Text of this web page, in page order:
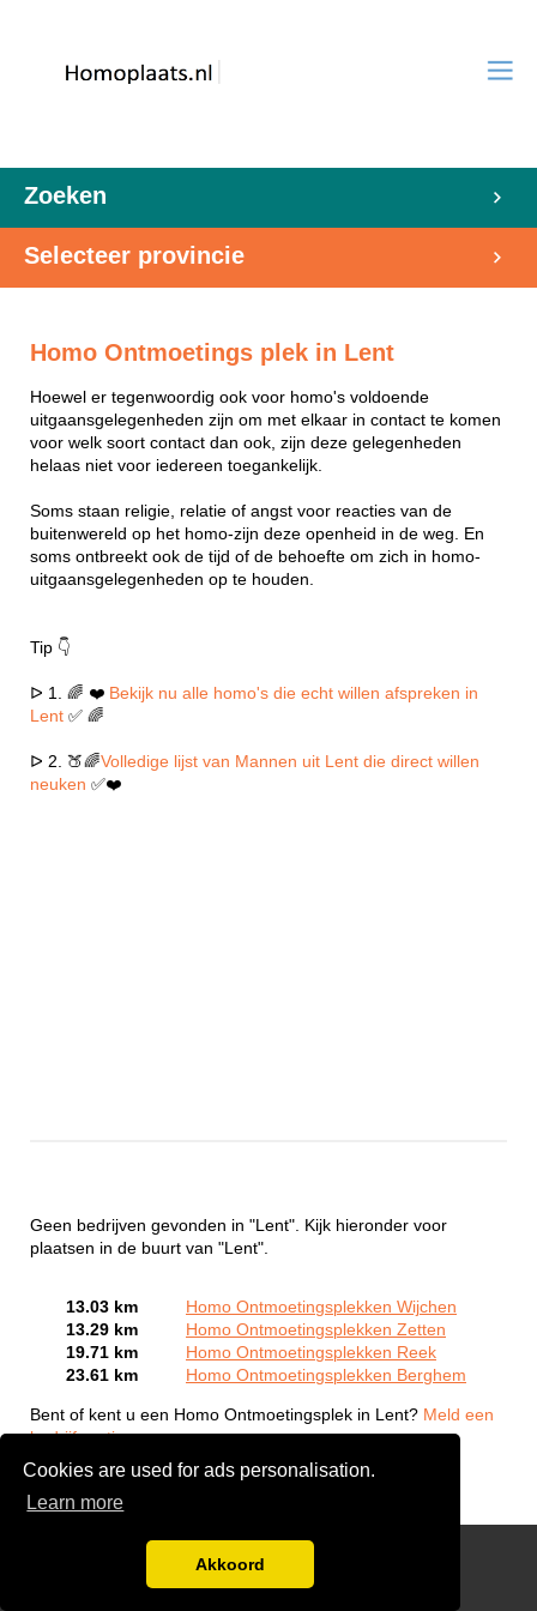
Cookies are used for ads personalisation.
Learn more
Akkoord
Zoeken
Selecteer provincie
Homo Ontmoetings plek in Lent
Hoewel er tegenwoordig ook voor homo's voldoende
uitgaansgelegenheden zijn om met elkaar in contact te komen
voor welk soort contact dan ook, zijn deze gelegenheden
helaas niet voor iedereen toegankelijk.
Soms staan religie, relatie of angst voor reacties van de
buitenwereld op het homo-zijn deze openheid in de weg. En
soms ontbreekt ook de tijd of de behoefte om zich in homo-
uitgaansgelegenheden op te houden.
Tip 👇
ᐅ 1. 🌈 ❤️ Bekijk nu alle homo's die echt willen afspreken in
Lent ✅ 🌈
ᐅ 2. 🍑🌈Volledige lijst van Mannen uit Lent die direct willen
neuken ✅❤️
Geen bedrijven gevonden in "Lent". Kijk hieronder voor
plaatsen in de buurt van "Lent".
13.03 km
Homo Ontmoetingsplekken Wijchen
13.29 km
Homo Ontmoetingsplekken Zetten
19.71 km
Homo Ontmoetingsplekken Reek
23.61 km
Homo Ontmoetingsplekken Berghem
Bent of kent u een Homo Ontmoetingsplek in Lent? Meld een
bedrijf gratis aan